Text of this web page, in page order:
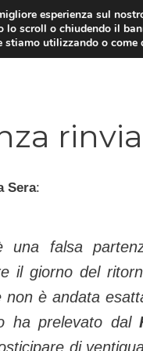
Sera:
una falsa
il giorno del
è andata
ha prelevato dal
di
esperienza sul
lo scroll o chiudendo il
stiamo utilizzando o